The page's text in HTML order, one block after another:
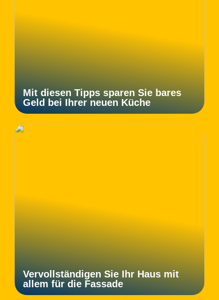
Mit diesen Tipps sparen Sie bares
Geld bei Ihrer neuen Küche
Vervollständigen Sie Ihr Haus mit
allem für die Fassade